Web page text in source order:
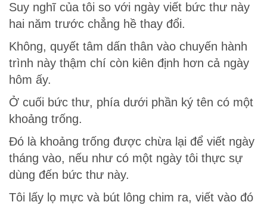
Suy nghĩ của tôi so với ngày viết bức thư này
hai năm trước chẳng hề thay đổi.
Không, quyết tâm dấn thân vào chuyến hành
trình này thậm chí còn kiên định hơn cả ngày
hôm ấy.
Ở cuối bức thư, phía dưới phần ký tên có một
khoảng trống.
Đó là khoảng trống được chừa lại để viết ngày
tháng vào, nếu như có một ngày tôi thực sự
dùng đến bức thư này.
Tôi lấy lọ mực và bút lông chim ra, viết vào đó